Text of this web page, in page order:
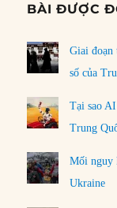
BÀI ĐƯỢC
Giai đoạn
số của
Tại sao
Trung
Mối nguy
Ukraine